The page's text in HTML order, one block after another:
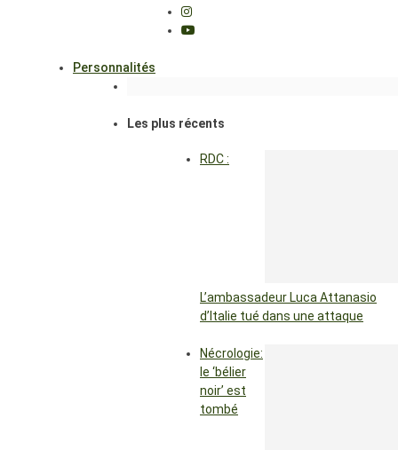
Personnalités
Les plus récents
RDC :
L’ambassadeur Luca Attanasio
d’Italie tué dans une attaque
Nécrologie:
le ‘bélier
noir’ est
tombé